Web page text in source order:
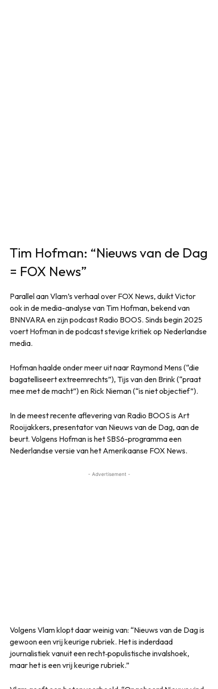
Tim Hofman: “Nieuws van de Dag
= FOX News”
Parallel aan Vlam’s verhaal over FOX News, duikt Victor
ook in de media-analyse van Tim Hofman, bekend van
BNNVARA en zijn podcast Radio BOOS. Sinds begin 2025
voert Hofman in de podcast stevige kritiek op Nederlandse
media.
Hofman haalde onder meer uit naar Raymond Mens (“die
bagatelliseert extreemrechts”), Tijs van den Brink (“praat
mee met de macht”) en Rick Nieman (“is niet objectief”).
In de meest recente aflevering van Radio BOOS is Art
Rooijakkers, presentator van Nieuws van de Dag, aan de
beurt. Volgens Hofman is het SBS6-programma een
Nederlandse versie van het Amerikaanse FOX News.
- Advertisement -
Volgens Vlam klopt daar weinig van: “Nieuws van de Dag is
gewoon een vrij keurige rubriek. Het is inderdaad
journalistiek vanuit een recht‑populistische invalshoek,
maar het is een vrij keurige rubriek.”